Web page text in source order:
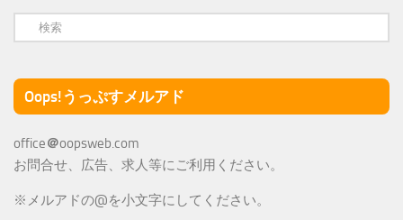
Oops!うっぷすメルアド
office＠oopsweb.com
お問合せ、広告、求人等にご利用ください。
※メルアドの@を小文字にしてください。